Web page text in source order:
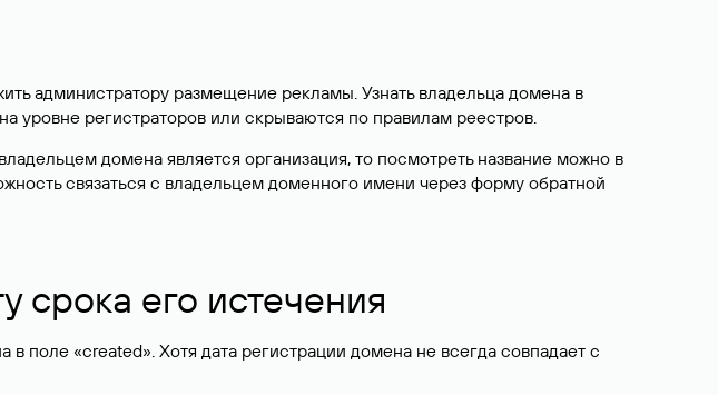
администратору размещение рекламы. Узнать владельца домена в
на уровне регистраторов или скрываются по правилам реестров.
домена является организация, то посмотреть название можно в
связаться с владельцем доменного имени через форму обратной
срока его истечения
поле «created». Хотя дата регистрации домена не всегда совпадает с